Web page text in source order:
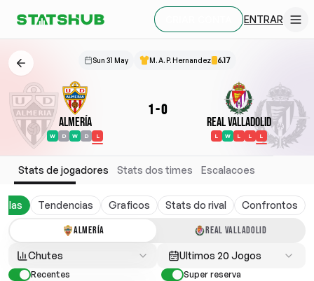
ENTRAR
Sun 31 May M. A. P. Hernandez 6.17
Almería
W D W D L
1-0
Real Valladolid
L W L L L
Stats de jogadores Stats dos times Escalacoes
Tendencias Graficos Stats do rival Confrontos
ALMERÍA REAL VALLADOLID
Chutes Ultimos 20 Jogos
Recentes
Super reserva